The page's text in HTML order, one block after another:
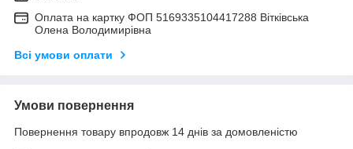
Оплата на картку ФОП 5169335104417288 Вітківська
Олена Володимирівна
Всі умови оплати
Умови повернення
Повернення товару впродовж 14 днів за домовленістю